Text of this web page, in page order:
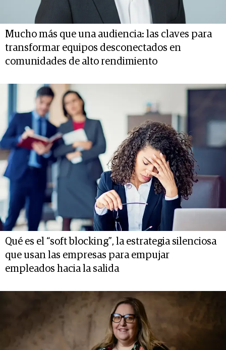
Mucho más que una audiencia: las claves para
transformar equipos desconectados en
comunidades de alto rendimiento
Qué es el “soft blocking”, la estrategia silenciosa
que usan las empresas para empujar
empleados hacia la salida